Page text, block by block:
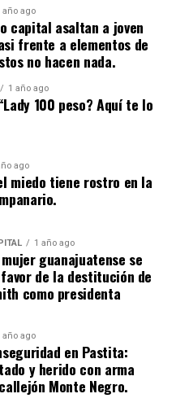
año ago
capital asaltan a joven
frente a elementos de
no hacen nada.
1 año ago
100 peso? Aquí te lo
ago
miedo tiene rostro en la
1 año ago
guanajuatense se
de la destitución de
como presidenta
año ago
en Pastita:
y herido con arma
Monte Negro.